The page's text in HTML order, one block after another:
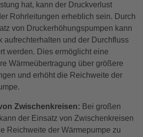
hat, kann der Druckverlust
Rohrleitungen erheblich sein. Durch
von Druckerhöhungspumpen kann
aufrechterhalten und der Durchfluss
werden. Dies ermöglicht eine
Wärmeübertragung über größere
und erhöht die Reichweite der
Zwischenkreisen: Bei großen
der Einsatz von Zwischenkreisen
Reichweite der Wärmepumpe zu